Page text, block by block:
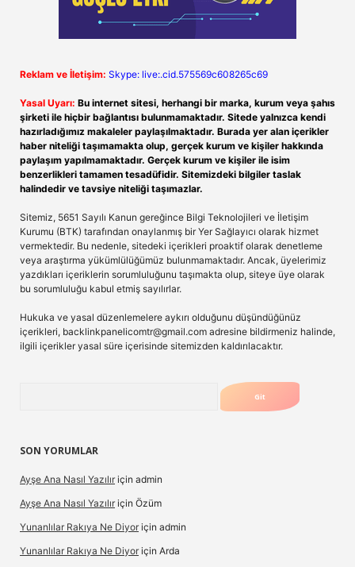
Reklam ve İletişim: Skype: live:.cid.575569c608265c69
Yasal Uyarı: Bu internet sitesi, herhangi bir marka, kurum veya şahıs
şirketi ile hiçbir bağlantısı bulunmamaktadır. Sitede yalnızca kendi
hazırladığımız makaleler paylaşılmaktadır. Burada yer alan içerikler
haber niteliği taşımamakta olup, gerçek kurum ve kişiler hakkında
paylaşım yapılmamaktadır. Gerçek kurum ve kişiler ile isim
benzerlikleri tamamen tesadüfidir. Sitemizdeki bilgiler taslak
halindedir ve tavsiye niteliği taşımazlar.
Sitemiz, 5651 Sayılı Kanun gereğince Bilgi Teknolojileri ve İletişim
Kurumu (BTK) tarafından onaylanmış bir Yer Sağlayıcı olarak hizmet
vermektedir. Bu nedenle, sitedeki içerikleri proaktif olarak denetleme
veya araştırma yükümlülüğümüz bulunmamaktadır. Ancak, üyelerimiz
yazdıkları içeriklerin sorumluluğunu taşımakta olup, siteye üye olarak
bu sorumluluğu kabul etmiş sayılırlar.
Hukuka ve yasal düzenlemelere aykırı olduğunu düşündüğünüz
içerikleri, backlinkpanelicomtr@gmail.com adresine bildirmeniz halinde,
ilgili içerikler yasal süre içerisinde sitemizden kaldırılacaktır.
SON YORUMLAR
Ayşe Ana Nasıl Yazılır için admin
Ayşe Ana Nasıl Yazılır için Özüm
Yunanlılar Rakıya Ne Diyor için admin
Yunanlılar Rakıya Ne Diyor için Arda